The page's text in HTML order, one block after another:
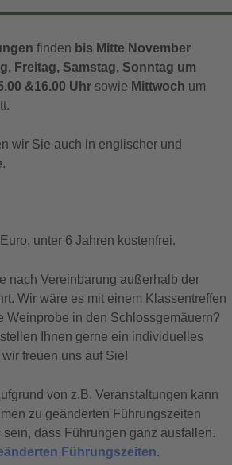
finden bis Mitte November
Freitag, Samstag, Sonntag um
&16.00 Uhr sowie Mittwoch um
wir Sie auch in englischer und
unter 6 Jahren kostenfrei.
nach Vereinbarung außerhalb der
Wir wäre es mit einem Klassentreffen
Weinprobe in den Schlossgemäuern?
Ihnen gerne ein individuelles
freuen uns auf Sie!
von z.B. Veranstaltungen kann
zu geänderten Führungszeiten
sein, dass Führungen ganz ausfallen.
Führungszeiten.